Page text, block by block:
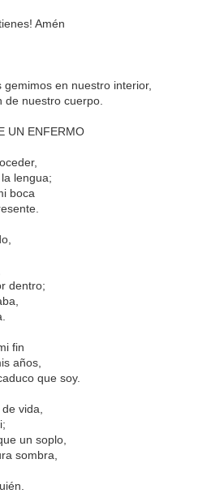
Amén
en nuestro interior,
nuestro cuerpo.
UN ENFERMO
lengua;
boca
dentro;
fin
años,
que soy.
vida,
un soplo,
sombra,